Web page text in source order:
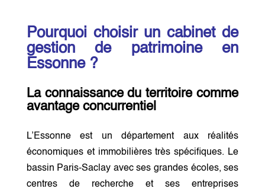
Pourquoi choisir un cabinet de
gestion de patrimoine en
Essonne ?
La connaissance du territoire comme
avantage concurrentiel
L’Essonne est un département aux réalités
économiques et immobilières très spécifiques. Le
bassin Paris-Saclay avec ses grandes écoles, ses
centres de recherche et ses entreprises